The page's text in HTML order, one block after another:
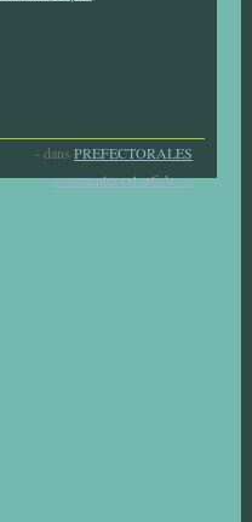
- dans PREFECTORALES
commenter cet article…